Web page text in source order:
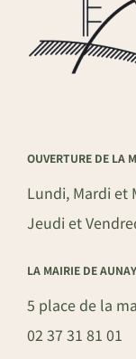
OUVERTURE DE LA
Lundi, Mardi et
Jeudi et
LA MAIRIE DE
5 place de la
02 37 31 81 01